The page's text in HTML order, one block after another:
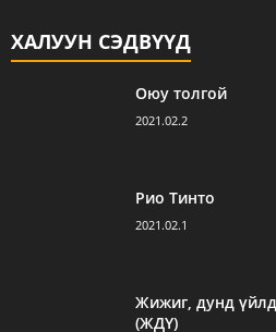
ХАЛУУН СЭДВҮҮД
Оюу толгой
2021.02.2
Рио Тинто
2021.02.1
Жижиг, дунд
(ЖДҮ)